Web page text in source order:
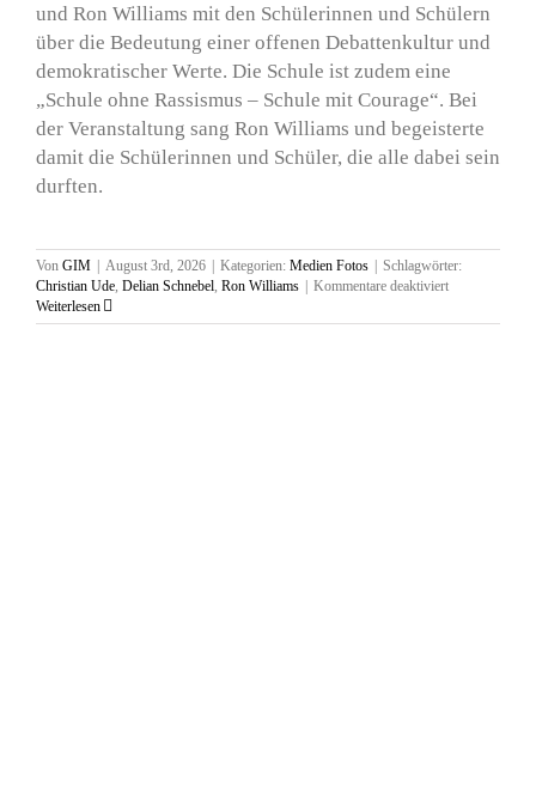
und Ron Williams mit den Schülerinnen und Schülern
über die Bedeutung einer offenen Debattenkultur und
demokratischer Werte. Die Schule ist zudem eine
„Schule ohne Rassismus – Schule mit Courage“. Bei
der Veranstaltung sang Ron Williams und begeisterte
damit die Schülerinnen und Schüler, die alle dabei sein
durften.
Von GIM | August 3rd, 2026 | Kategorien: Medien Fotos | Schlagwörter:
Christian Ude, Delian Schnebel, Ron Williams | Kommentare deaktiviertfür
zum
Weiterlesen